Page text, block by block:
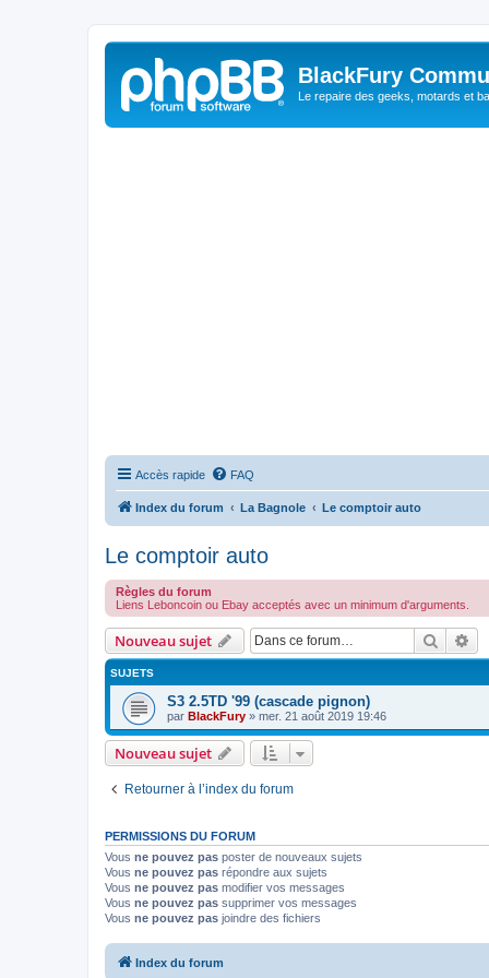
BlackFury
Le repaire des geeks, motards et
Accès rapide FAQ
Index du forum La Bagnole Le comptoir auto
Le comptoir auto
Règles du forum
Liens Leboncoin ou Ebay acceptés avec un minimum d'arguments.
Nouveau sujet
SUJETS
S3 2.5TD '99 (cascade pignon)
par BlackFury » mer. 21 août 2019 19:46
Nouveau sujet
Retourner à l’index du forum
PERMISSIONS DU FORUM
Vous ne pouvez pas poster de nouveaux sujets
Vous ne pouvez pas répondre aux sujets
Vous ne pouvez pas modifier vos messages
Vous ne pouvez pas supprimer vos messages
Vous ne pouvez pas joindre des fichiers
Index du forum